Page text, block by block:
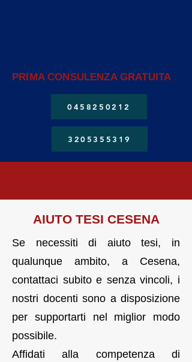
PRIMA CONSULENZA GRATUITA
0458250212
3205355319
AIUTO TESI CESENA
Se necessiti di aiuto tesi, in
qualunque ambito, a Cesena,
contattaci subito e senza vincoli, i
nostri docenti sono a disposizione
per supportarti nel miglior modo
possibile.
Affidati alla competenza di